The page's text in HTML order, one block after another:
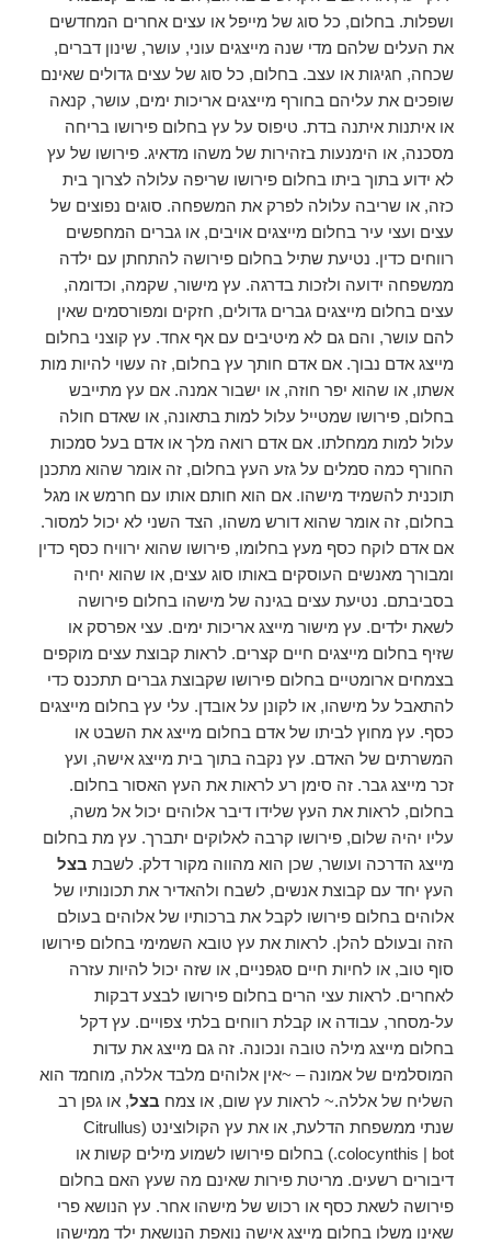
ושפלות. בחלום, כל סוג של מייפל או עצים אחרים המחדשים
את העלים שלהם מדי שנה מייצגים עוני, עושר, שינון דברים,
שכחה, ​​חגיגות או עצב. בחלום, כל סוג של עצים גדולים שאינם
שופכים את עליהם בחורף מייצגים אריכות ימים, עושר, קנאה
או איתנות איתנה בדת. טיפוס על עץ בחלום פירושו בריחה
מסכנה, או הימנעות בזהירות של משהו מדאיג. פירושו של עץ
לא ידוע בתוך ביתו בחלום פירושו שריפה עלולה לצרוך בית
כזה, או שריבה עלולה לפרק את המשפחה. סוגים נפוצים של
עצים ועצי עיר בחלום מייצגים אויבים, או גברים המחפשים
רווחים כדין. נטיעת שתיל בחלום פירושה להתחתן עם ילדה
ממשפחה ידועה ולזכות בדרגה. עץ מישור, שקמה, וכדומה,
עצים בחלום מייצגים גברים גדולים, חזקים ומפורסמים שאין
להם עושר, והם גם לא מיטיבים עם אף אחד. עץ קוצני בחלום
מייצג אדם נבוך. אם אדם חותך עץ בחלום, זה עשוי להיות מות
אשתו, או שהוא יפר חוזה, או ישבור אמנה. אם עץ מתייבש
בחלום, פירושו שמטייל עלול למות בתאונה, או שאדם חולה
עלול למות ממחלתו. אם אדם רואה מלך או אדם בעל סמכות
החורף כמה סמלים על גזע העץ בחלום, זה אומר שהוא מתכנן
תוכנית להשמיד מישהו. אם הוא חותם אותו עם חרמש או מגל
בחלום, זה אומר שהוא דורש משהו, הצד השני לא יכול למסור.
אם אדם לוקח כסף מעץ בחלומו, פירושו שהוא ירוויח כסף כדין
ומבורך מאנשים העוסקים באותו סוג עצים, או שהוא יחיה
בסביבתם. נטיעת עצים בגינה של מישהו בחלום פירושה
לשאת ילדים. עץ מישור מייצג אריכות ימים. עצי אפרסק או
שזיף בחלום מייצגים חיים קצרים. לראות קבוצת עצים מוקפים
בצמחים ארומטיים בחלום פירושו שקבוצת גברים תתכנס כדי
להתאבל על מישהו, או לקונן על אובדן. עלי עץ בחלום מייצגים
כסף. עץ מחוץ לביתו של אדם בחלום מייצג את השבט או
המשרתים של האדם. עץ נקבה בתוך בית מייצג אישה, ועץ
זכר מייצג גבר. זה סימן רע לראות את העץ האסור בחלום.
בחלום, לראות את העץ שלידו דיבר אלוהים יכול אל משה,
עליו יהיה שלום, פירושו קרבה לאלוקים יתברך. עץ מת בחלום
מייצג הדרכה ועושר, שכן הוא מהווה מקור דלק. לשבת בצל
העץ יחד עם קבוצת אנשים, לשבח ולהאדיר את תכונותיו של
אלוהים בחלום פירושו לקבל את ברכותיו של אלוהים בעולם
הזה ובעולם להלן. לראות את עץ טובא השמימי בחלום פירושו
סוף טוב, או לחיות חיים סגפניים, או שזה יכול להיות עזרה
לאחרים. לראות עצי הרים בחלום פירושו לבצע דבקות
על-מסחר, עבודה או קבלת רווחים בלתי צפויים. עץ דקל
בחלום מייצג מילה טובה ונכונה. זה גם מייצג את עדות
המוסלמים של אמונה – ~אין אלוהים מלבד אללה, מוחמד הוא
השליח של אללה.~ לראות עץ שום, או צמח בצל, או גפן רב
שנתי ממשפחת הדלעת, או את עץ הקולוצינט (Citrullus
colocynthis | bot.) בחלום פירושו לשמוע מילים קשות או
דיבורים רשעים. מריטת פירות שאינם מה שעץ האם בחלום
פירושה לשאת כסף או רכוש של מישהו אחר. עץ הנושא פרי
שאינו משלו בחלום מייצג אישה נואפת הנושאת ילד ממישהו